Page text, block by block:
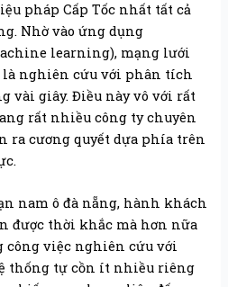
pháp Cấp Tốc nhất tất cả
Nhờ vào ứng dụng
learning), mạng lưới
là nghiên cứu với phân tích
vài giây. Điều này vô với rất
rất nhiều công ty chuyên
ra cương quyết dựa phía trên
nam ô đà nẵng, hành khách
được thời khắc mà hơn nữa
công việc nghiên cứu với
thống tự cồn ít nhiều riêng